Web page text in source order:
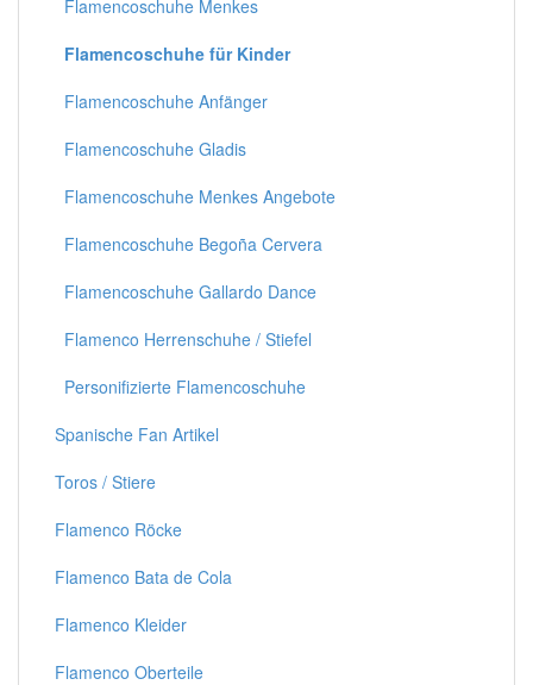
Flamencoschuhe Menkes
Flamencoschuhe für Kinder
Flamencoschuhe Anfänger
Flamencoschuhe Gladis
Flamencoschuhe Menkes Angebote
Flamencoschuhe Begoña Cervera
Flamencoschuhe Gallardo Dance
Flamenco Herrenschuhe / Stiefel
Personifizierte Flamencoschuhe
Spanische Fan Artikel
Toros / Stiere
Flamenco Röcke
Flamenco Bata de Cola
Flamenco Kleider
Flamenco Oberteile